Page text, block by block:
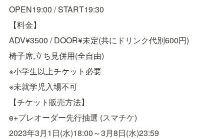
OPEN19:00 / START19:30
【料金】
ADV¥3500 / DOOR¥未定(共にドリンク代別600円)
椅子席,立ち見併用(全自由)
※小学生以上チケット必要
※未就学児入場不可
【チケット販売方法】
e+プレオーダー先行抽選 (スマチケ)
2023年3月1日(水)18:00～3月8日(水)23:59